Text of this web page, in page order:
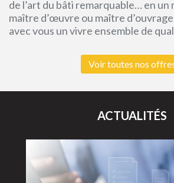
de l’art du bâti remarquable… en
maître d’œuvre ou maître
avec vous un vivre ensemble de
Voir toutes nos
ACTUALITÉS